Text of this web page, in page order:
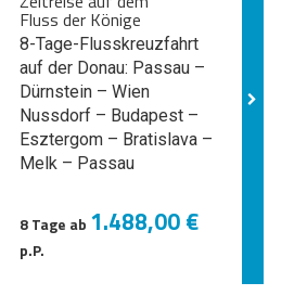
Fluss der Könige
8-Tage-Flusskreuzfahrt
auf der Donau: Passau –
Dürnstein – Wien
Nussdorf – Budapest –
Esztergom – Bratislava –
Melk – Passau
8 Tage ab 1.488,00 €
p.P.